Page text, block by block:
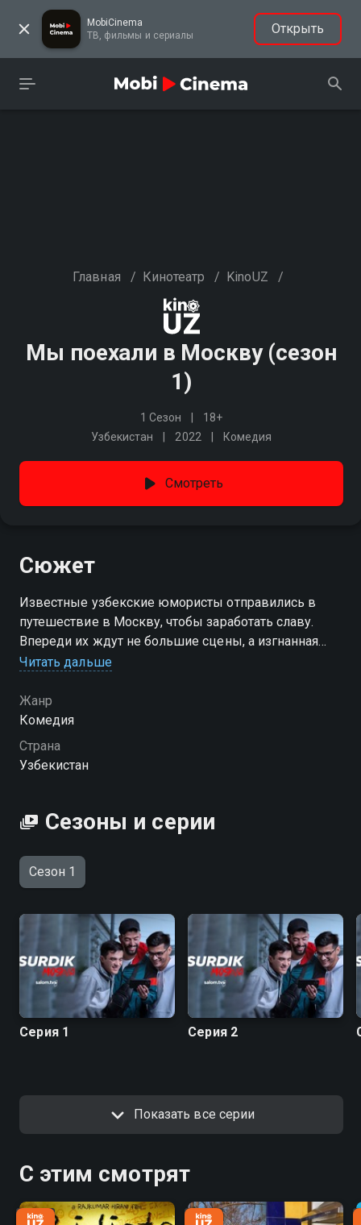
MobiCinema
ТВ, фильмы и сериалы
Открыть
Главная / Кинотеатр / KinoUZ /
Мы поехали в Москву (сезон
1)
1 Сезон
18+
Узбекистан
2022 Комедия
Смотреть
Сюжет
Известные узбекские юмористы отправились в
путешествие в Москву, чтобы заработать славу.
Впереди их ждут не большие сцены, а изгнанная
актерская судьба и жестокий мир шоу-бизнеса. Это
Посмотреть онлайн 1 сезон сериала Мы поехали в
Москву вы можете совершенно бесплатно в
хорошем HD качестве на MobiCinema
Читать дальше
Жанр
Комедия
Страна
Узбекистан
Сезоны и серии
Сезон 1
Серия 1 Серия 2
Показать все серии
С этим смотрят